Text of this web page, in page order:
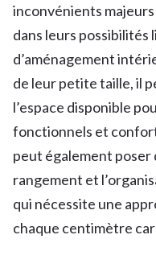
inconvénients
dans leurs possibilités
d’aménagement
de leur petite taille, il
l’espace disponible
fonctionnels et
peut également poser
rangement et
qui nécessite une
chaque centimètre